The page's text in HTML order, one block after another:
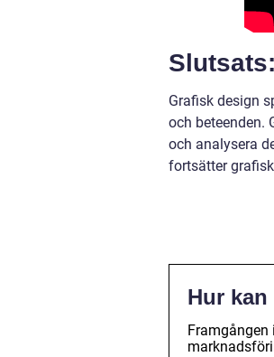
Slutsats:
Grafisk design
och beteenden.
och analysera
fortsätter
Hur